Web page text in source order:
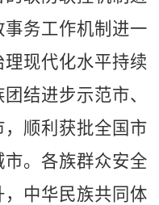
务工作机制进一
现代化水平持续
结进步示范市、
顺利获批全国市
。各族群众安全
中华民族共同体